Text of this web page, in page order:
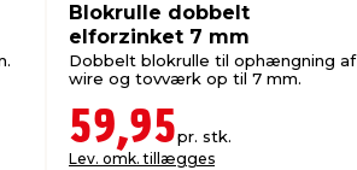
Blokrulle dobbelt
elforzinket 7 mm
Dobbelt blokrulle til ophængning af
wire og tovværk op til 7 mm.
59,95pr. stk.
Lev. omk. tillægges